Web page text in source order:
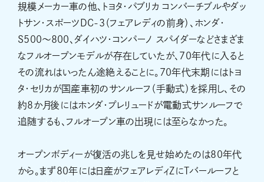
規模メーカー車の他、トヨタ・パブリカ コンバーチブルやダッ
トサン・スポーツDC-3（フェアレディの前身）、ホンダ・
S500〜800、ダイハツ・コンパーノ スパイダーなどさまざま
なフルオープンモデルが存在していたが、70年代に入ると
その流れはいったん途絶えることに。70年代末期にはトヨ
タ・セリカが国産車初のサンルーフ（手動式）を採用し、その
約8か月後にはホンダ・プレリュードが電動式サンルーフで
追随するも、フルオープン車の出現には至らなかった。
オープンボディーが復活の兆しを見せ始めたのは80年代
から。まず80年には日産がフェアレディZにTバールーフと